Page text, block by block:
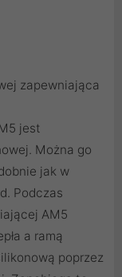
zapewniająca
jest
Można go
jak w
Podczas
AM5
a ramą
poprzez